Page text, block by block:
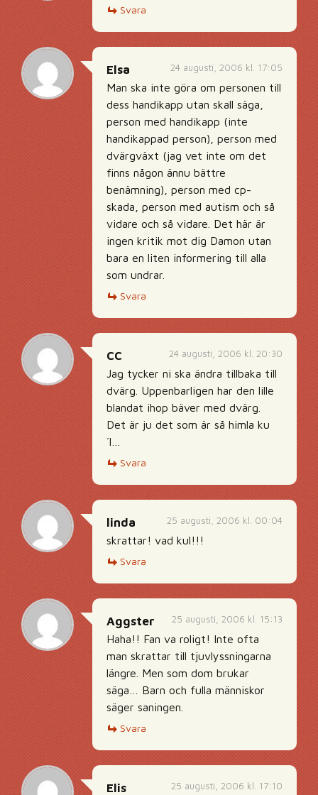
Svara
24 augusti, 2006 kl. 17:05
Elsa
Man ska inte göra om personen till
dess handikapp utan skall säga,
person med handikapp (inte
handikappad person), person med
dvärgväxt (jag vet inte om det
finns någon ännu bättre
benämning), person med cp-
skada, person med autism och så
vidare och så vidare. Det här är
ingen kritik mot dig Damon utan
bara en liten informering till alla
som undrar.
Svara
24 augusti, 2006 kl. 20:30
CC
Jag tycker ni ska ändra tillbaka till
dvärg. Uppenbarligen har den lille
blandat ihop bäver med dvärg.
Det är ju det som är så himla ku
´l…
Svara
25 augusti, 2006 kl. 00:04
linda
skrattar! vad kul!!!
Svara
25 augusti, 2006 kl. 15:13
Aggster
Haha!! Fan va roligt! Inte ofta
man skrattar till tjuvlyssningarna
längre. Men som dom brukar
säga… Barn och fulla människor
säger saningen.
Svara
25 augusti, 2006 kl. 17:10
Elis